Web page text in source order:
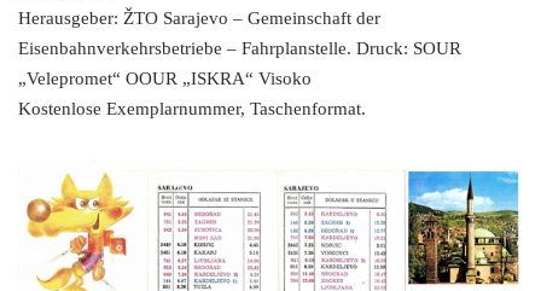
Herausgeber: ŽTO Sarajevo – Gemeinschaft der
Eisenbahnverkehrsbetriebe – Fahrplanstelle. Druck: SOUR
„Velepromet“ OOUR „ISKRA“ Visoko
Kostenlose Exemplarnummer, Taschenformat.